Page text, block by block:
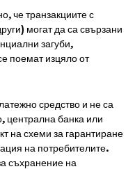
че транзакциите с
могат да са свързани
загуби,
поемат изцяло от
средство и не са
централна банка или
на схеми за гарантиране
на потребителите.
съхранение на